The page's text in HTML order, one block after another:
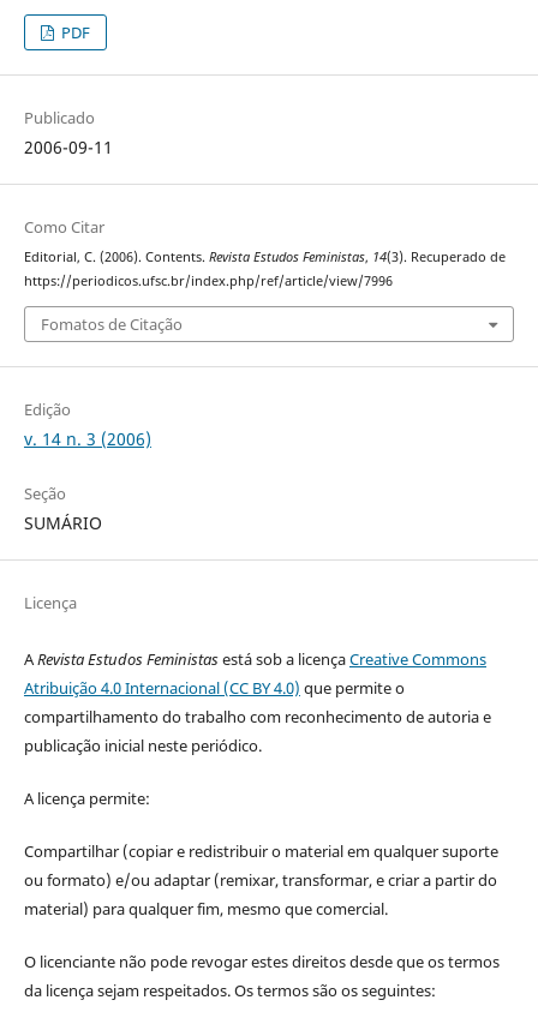
PDF
Publicado
2006-09-11
Como Citar
Editorial, C. (2006). Contents. Revista Estudos Feministas, 14(3). Recuperado de
https://periodicos.ufsc.br/index.php/ref/article/view/7996
Fomatos de Citação
Edição
v. 14 n. 3 (2006)
Seção
SUMÁRIO
Licença
ARevista Estudos Feministasestá sob a licençaCreative Commons
Atribuição 4.0 Internacional (CC BY 4.0) que permite o
compartilhamento do trabalho com reconhecimento de autoria e
publicação inicial neste periódico.
A licença permite:
Compartilhar (copiar e redistribuir o material em qualquer suporte
ou formato) e/ou adaptar (remixar, transformar, e criar a partir do
material) para qualquer fim, mesmo que comercial.
O licenciante não pode revogar estes direitos desde que os termos
da licença sejam respeitados. Os termos são os seguintes: